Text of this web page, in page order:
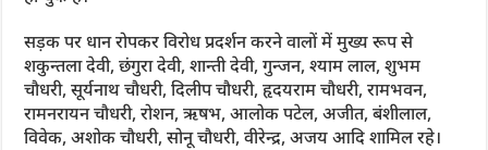
सड़क पर धान रोपकर विरोध प्रदर्शन करने वालों में मुख्य रूप से
शकुन्तला देवी, छंगुरा देवी, शान्ती देवी, गुन्जन, श्याम लाल, शुभम
चौधरी, सूर्यनाथ चौधरी, दिलीप चौधरी, हृदयराम चौधरी, रामभवन,
रामनरायन चौधरी, रोशन, ऋषभ, आलोक पटेल, अजीत, बंशीलाल,
विवेक, अशोक चौधरी, सोनू चौधरी, वीरेन्द्र, अजय आदि शामिल रहे।